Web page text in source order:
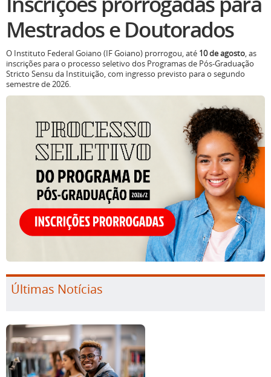
Mestrados e Doutorados
O Instituto Federal Goiano (IF Goiano) prorrogou, até 10 de agosto, as
inscrições para o processo seletivo dos Programas de Pós-Graduação
Stricto Sensu da Instituição, com ingresso previsto para o segundo
semestre de 2026.
Últimas Notícias